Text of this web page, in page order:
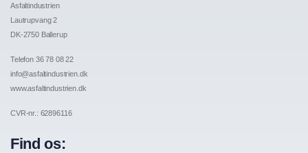
Asfaltindustrien
Lautrupvang 2
DK-2750 Ballerup
Telefon 36 78 08 22
info@asfaltindustrien.dk
www.asfaltindustrien.dk
CVR-nr.: 62896116
Find os: